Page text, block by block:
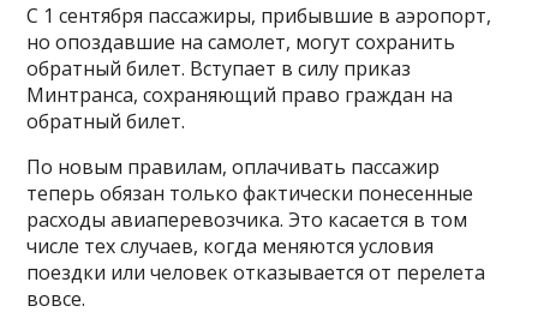
С 1 сентября пассажиры, прибывшие в аэропорт,
но опоздавшие на самолет, могут сохранить
обратный билет. Вступает в силу приказ
Минтранса, сохраняющий право граждан на
обратный билет.
По новым правилам, оплачивать пассажир
теперь обязан только фактически понесенные
расходы авиаперевозчика. Это касается в том
числе тех случаев, когда меняются условия
поездки или человек отказывается от перелета
вовсе.